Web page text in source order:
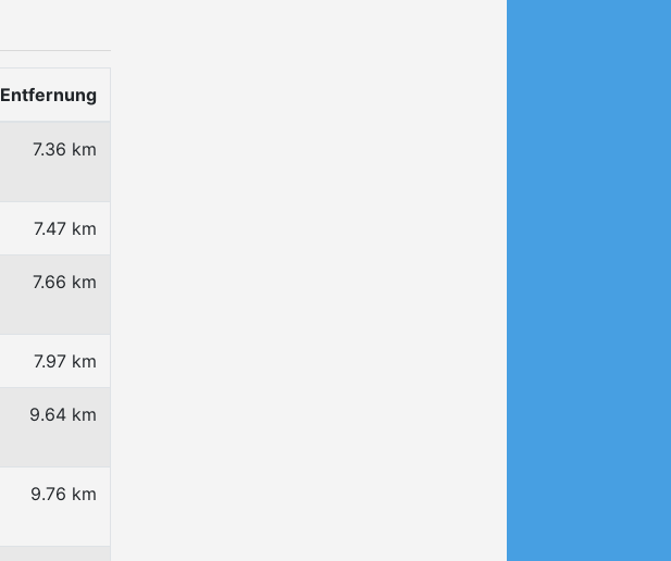
Entfernung
7.36 km
7.47 km
7.66 km
7.97 km
9.64 km
9.76 km